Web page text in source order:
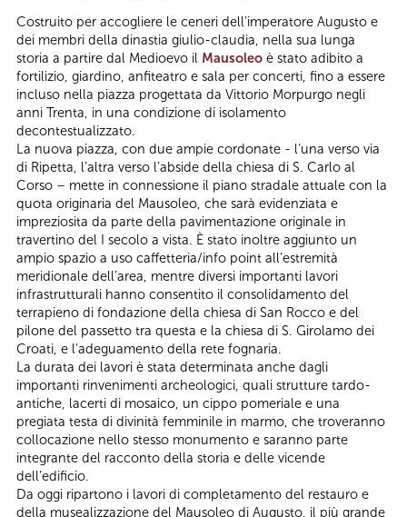
Costruito per accogliere le ceneri dell’imperatore Augusto e
dei membri della dinastia giulio-claudia, nella sua lunga
storia a partire dal Medioevo il Mausoleo è stato adibito a
fortilizio, giardino, anfiteatro e sala per concerti, fino a essere
incluso nella piazza progettata da Vittorio Morpurgo negli
anni Trenta, in una condizione di isolamento
decontestualizzato.
La nuova piazza, con due ampie cordonate - l’una verso via
di Ripetta, l’altra verso l’abside della chiesa di S. Carlo al
Corso – mette in connessione il piano stradale attuale con la
quota originaria del Mausoleo, che sarà evidenziata e
impreziosita da parte della pavimentazione originale in
travertino del I secolo a vista. È stato inoltre aggiunto un
ampio spazio a uso caffetteria/info point all’estremità
meridionale dell’area, mentre diversi importanti lavori
infrastrutturali hanno consentito il consolidamento del
terrapieno di fondazione della chiesa di San Rocco e del
pilone del passetto tra questa e la chiesa di S. Girolamo dei
Croati, e l’adeguamento della rete fognaria.
La durata dei lavori è stata determinata anche dagli
importanti rinvenimenti archeologici, quali strutture tardo-
antiche, lacerti di mosaico, un cippo pomeriale e una
pregiata testa di divinità femminile in marmo, che troveranno
collocazione nello stesso monumento e saranno parte
integrante del racconto della storia e delle vicende
dell’edificio.
Da oggi ripartono i lavori di completamento del restauro e
della musealizzazione del Mausoleo di Augusto, il più grande